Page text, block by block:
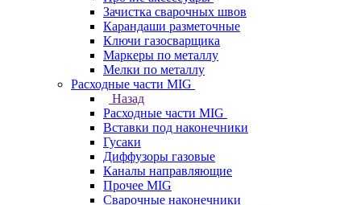
Зачистка сварочных швов
Карандаши разметочные
Ключи газосварщика
Маркеры по металлу
Мелки по металлу
Расходные части MIG
Назад
Расходные части MIG
Вставки под наконечники
Гусаки
Диффузоры газовые
Каналы направляющие
Прочее MIG
Сварочные наконечники